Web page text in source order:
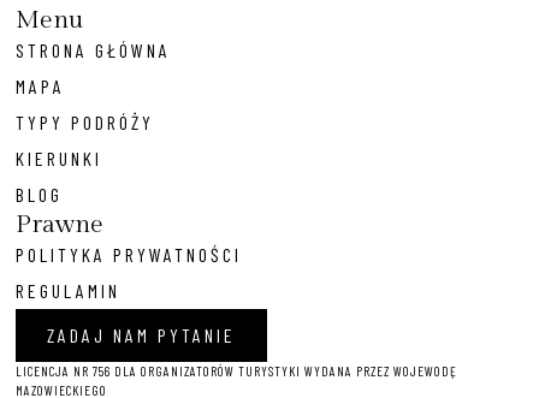
Menu
STRONA GŁÓWNA
MAPA
TYPY PODRÓŻY
KIERUNKI
BLOG
Prawne
POLITYKA PRYWATNOŚCI
REGULAMIN
ZADAJ NAM PYTANIE
LICENCJA NR 756 DLA ORGANIZATORÓW TURYSTYKI WYDANA PRZEZ WOJEWODĘ
MAZOWIECKIEGO